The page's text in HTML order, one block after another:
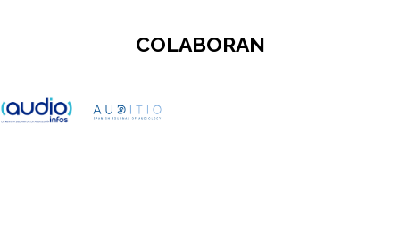
COLABORAN